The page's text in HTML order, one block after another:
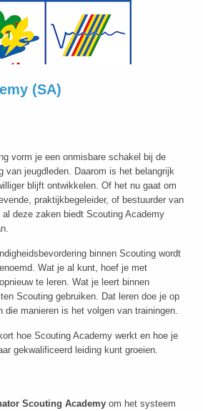
(SA)
vorm je een onmisbare schakel bij de
van jeugdleden. Daarom is het belangrijk
blijft ontwikkelen. Of het nu gaat om
praktijkbegeleider, of bestuurder van
deze zaken biedt Scouting Academy
binnen Scouting wordt
Wat je al kunt, hoef je met
te leren. Wat je leert binnen
Scouting gebruiken. Dat leren doe je op
die manieren is het volgen van trainingen.
hoe Scouting Academy werkt en hoe je
gekwalificeerd leiding kunt groeien.
Scouting Academy om het systeem